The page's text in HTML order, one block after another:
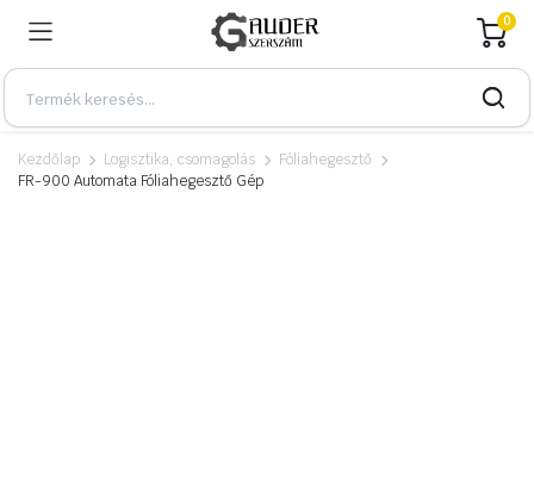
0
Kezdőlap Logisztika, csomagolás
Fóliahegesztő
FR-900 Automata Fóliahegesztő Gép